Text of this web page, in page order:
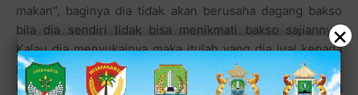
makan", baginya dia tidak akan berusaha dagang bakso
bila dia sendiri tidak bisa menikmati bakso sajiannya.
Kalau dia menyukainya maka itulah yang dia jual kepada
para pelanggannya. "Alhamdulillah selama ini saya sangat
menyukai bakso olahan mas Sudarmono," ujarnya tentang
×